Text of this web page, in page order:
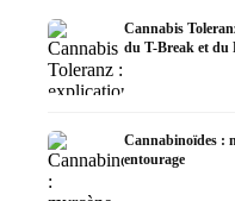
Cannabis
du T-Break et du
Cannabinoïdes :
entourage